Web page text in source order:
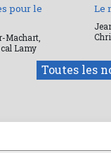
pour le
Machart,
Lamy
Le
Toutes les